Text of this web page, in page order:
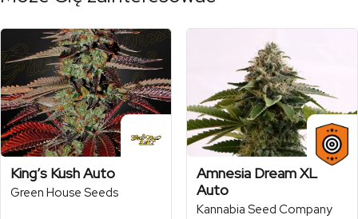
King’s Kush Auto
Green House Seeds
Amnesia Dream XL
Auto
Kannabia Seed Company